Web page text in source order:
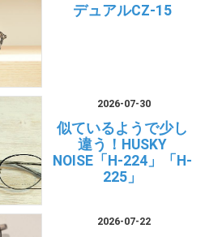
デュアルCZ-15
2026-07-30
似ているようで少し
違う！HUSKY
NOISE「H-224」「H-
225」
2026-07-22